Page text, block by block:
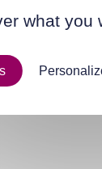
what you